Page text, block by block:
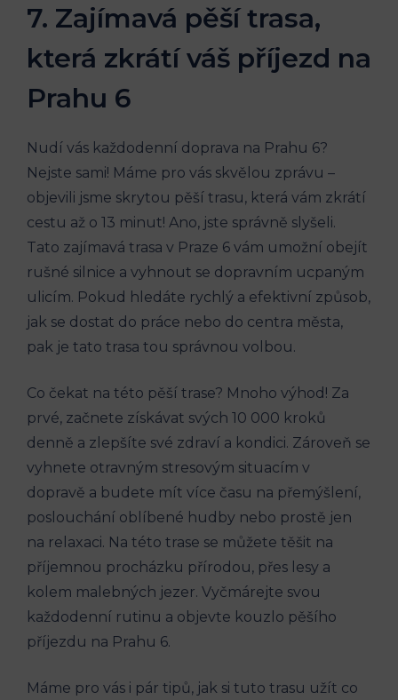
7. Zajímavá pěší ‍trasa,
která zkrátí⁤ váš příjezd na
Prahu ⁤6
Nudí vás každodenní doprava na Prahu 6?
Nejste⁣ sami! Máme ⁢pro vás skvělou ‍zprávu –
objevili jsme skrytou ‌pěší trasu, ​která vám⁢ zkrátí
cestu ⁢až ⁤o 13 minut! Ano,‍ jste správně slyšeli.
Tato‍ zajímavá ​trasa v Praze​ 6 vám umožní obejít
rušné silnice a⁤ vyhnout se dopravním ucpaným
ulicím. Pokud hledáte rychlý ‍a efektivní ‌způsob,
jak⁢ se dostat do ‌práce nebo do centra ⁤města,
pak je tato⁢ trasa ‌tou správnou volbou.
Co čekat⁢ na této ‍pěší trase? Mnoho výhod! ⁣Za
prvé, začnete ⁣získávat svých 10⁢ 000 kroků
⁢denně a zlepšíte své zdraví a kondici. ⁢Zároveň se
vyhnete otravným stresovým situacím v
dopravě a budete mít více⁣ času na přemýšlení,
poslouchání​ oblíbené ‍hudby nebo prostě ⁣jen
na relaxaci. Na této trase se můžete‍ těšit na
příjemnou procházku přírodou,⁣ přes lesy a
kolem malebných⁣ jezer. Vyčmárejte svou
každodenní‍ rutinu⁢ a objevte ‌kouzlo pěšího
⁤příjezdu na Prahu 6.
Máme pro ​vás i pár⁣ tipů, jak si tuto trasu užít co